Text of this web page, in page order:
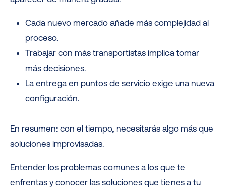
Cada nuevo mercado añade más complejidad al
proceso.
Trabajar con más transportistas implica tomar
más decisiones.
La entrega en puntos de servicio exige una nueva
configuración.
En resumen: con el tiempo, necesitarás algo más que
soluciones improvisadas.
Entender los problemas comunes a los que te
enfrentas y conocer las soluciones que tienes a tu